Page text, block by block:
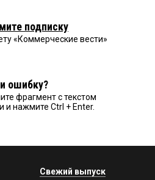
подписку
«Коммерческие вести»
ошибку?
фрагмент с текстом
и нажмите Ctrl + Enter.
Свежий выпуск